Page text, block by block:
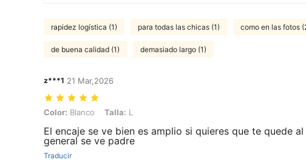
rapidez logística (1) para todas las chicas (1) como en las fotos
de buena calidad (1) demasiado largo (1)
z***1 21 Mar,2026
Color: Blanco, Talla: L
Color: Blanco Talla: L
El encaje se ve bien es amplio si quieres que te quede
general se ve padre
Traducir